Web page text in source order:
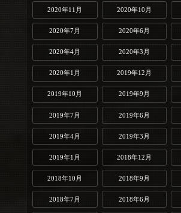
2020年11月 2020年10月
2020年7月 2020年6月
2020年4月 2020年3月
2020年1月 2019年12月
2019年10月 2019年9月
2019年7月 2019年6月
2019年4月 2019年3月
2019年1月 2018年12月
2018年10月 2018年9月
2018年7月 2018年6月